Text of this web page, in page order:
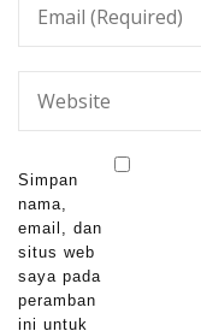
Simpan
nama,
email, dan
situs web
saya pada
peramban
ini untuk